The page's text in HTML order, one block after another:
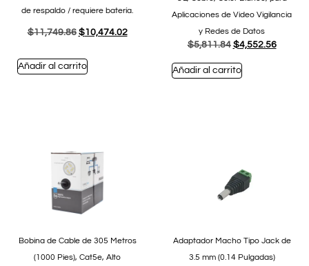
de respaldo / requiere batería.
$11,749.86 $10,474.02
Añadir al carrito
Aplicaciones de Video Vigilancia
y Redes de Datos
$5,811.84 $4,552.56
Añadir al carrito
Bobina de Cable de 305 Metros
(1000 Pies), Cat5e, Alto
Adaptador Macho Tipo Jack de
3.5 mm (0.14 Pulgadas)